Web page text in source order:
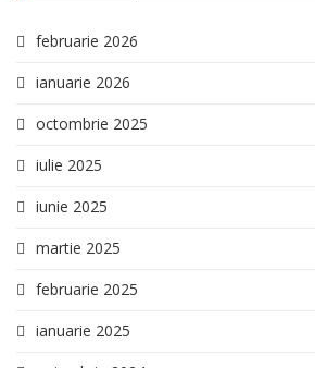
februarie 2026
ianuarie 2026
octombrie 2025
iulie 2025
iunie 2025
martie 2025
februarie 2025
ianuarie 2025